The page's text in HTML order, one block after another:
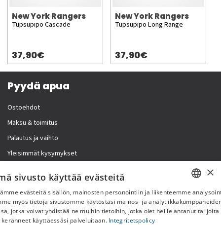
New York Rangers
Tupsupipo Cascade
37,90€
New York Rangers
Tupsupipo Long Range
37,90€
Pyydä apua
Ostoehdot
Maksu & toimitus
Palautus ja vaihto
Yleisimmät kysymykset
Lisää meistä
Yritystiedot
FI
×
sivusto käyttää evästeitä
evästeitä sisällön, mainosten personointiin ja liikenteemme
myös tietoja sivustomme käytöstäsi mainos- ja
jotka voivat yhdistää ne muihin tietoihin, jotka olet heille antanut tai joita
keränneet käyttäessäsi palveluitaan. Integritetspolicy